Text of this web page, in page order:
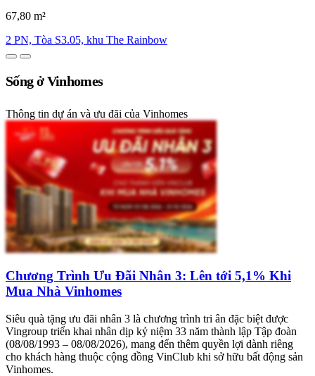
67,80 m²
2 PN, Tòa S3.05, khu The Rainbow
Sống ở Vinhomes
Thông tin dự án và ưu đãi của Vinhomes
Chương Trình Ưu Đãi Nhân 3: Lên tới 5,1% Khi
Mua Nhà Vinhomes
Siêu quà tặng ưu đãi nhân 3 là chương trình tri ân đặc biệt được
Vingroup triển khai nhân dịp kỷ niệm 33 năm thành lập Tập đoàn
(08/08/1993 – 08/08/2026), mang đến thêm quyền lợi dành riêng
cho khách hàng thuộc cộng đồng VinClub khi sở hữu bất động sản
Vinhomes.